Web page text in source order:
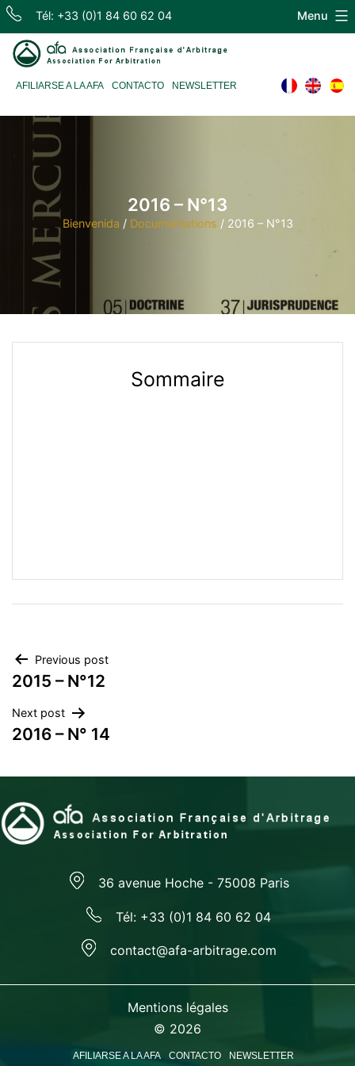
Skip
content
Tél: +33 (0)1 84 60 62 04
d'Arbitrage
AFILIARSE A LA AFA CONTACTO NEWSLETTER
Menu
2016 – N°13
Bienvenida / Documentations / 2016 – N°13
Sommaire
Navegación
de
entradas
Previous post
2015 – N°12
Next post
2016 – N° 14
36 avenue Hoche - 75008 Paris
Tél: +33 (0)1 84 60 62 04
contact@afa-arbitrage.com
Mentions légales
© 2026
AFILIARSE A LA AFA CONTACTO NEWSLETTER